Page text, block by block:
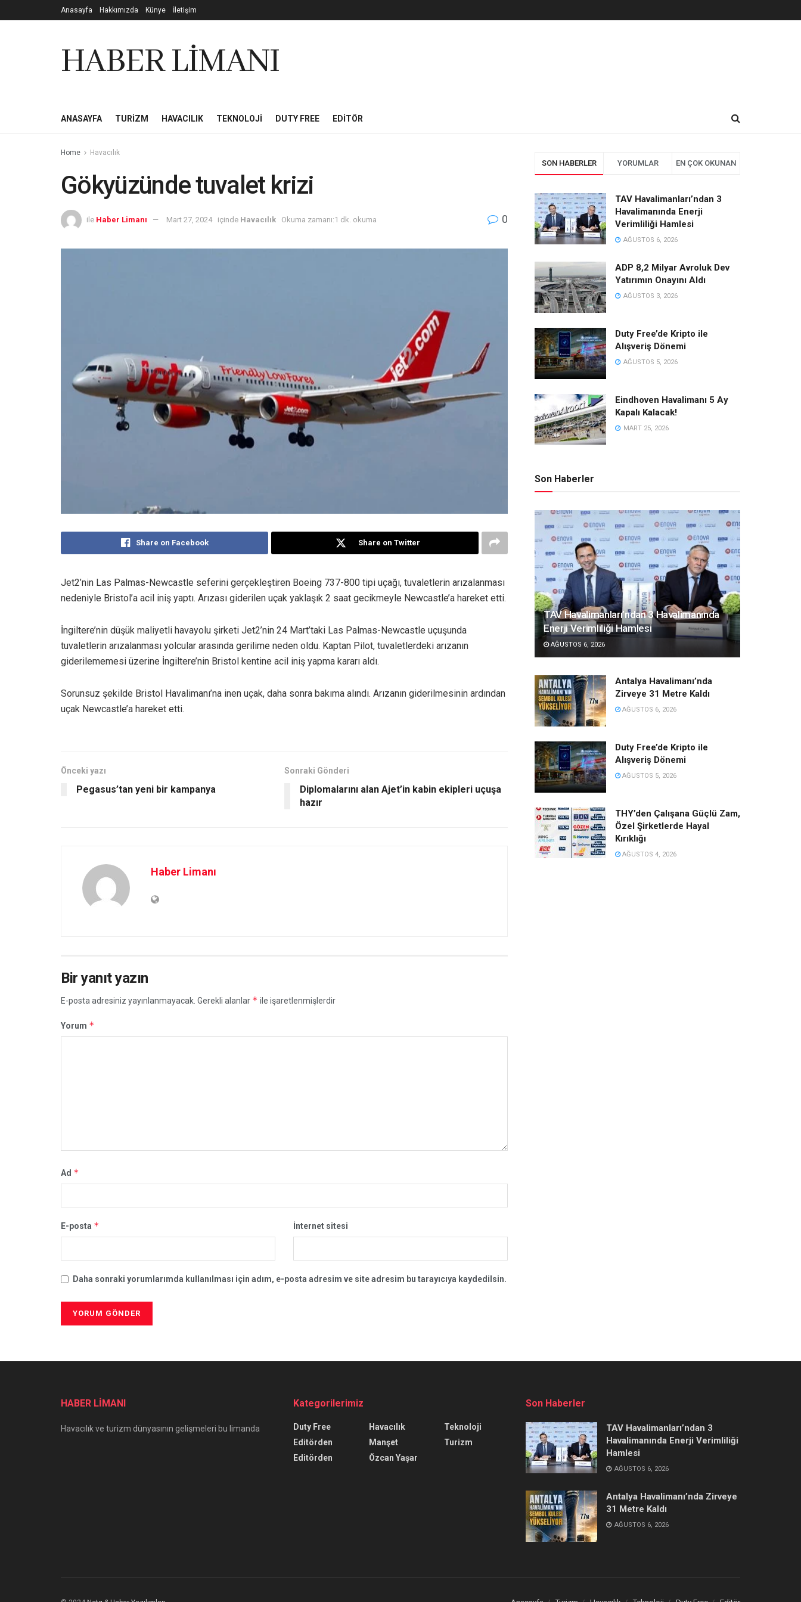
Anasayfa Hakkımızda Künye İletişim
HABER LİMANI
ANASAYFA TURIZM HAVACILIK TEKNOLOJI DUTY FREE EDITÖR
Home Havacılık
Gökyüzünde tuvalet krizi
ile Haber Limanı Mart 27, 2024 içinde Havacılık Okuma zamanı:1 dk. okuma 0
Share on Facebook Share on Twitter
Jet2’nin Las Palmas-Newcastle seferini gerçekleştiren Boeing 737-800 tipi uçağı, tuvaletlerin arızalanması
nedeniyle Bristol’a acil iniş yaptı. Arızası giderilen uçak yaklaşık 2 saat gecikmeyle Newcastle’a hareket etti.
İngiltere’nin düşük maliyetli havayolu şirketi Jet2’nin 24 Mart’taki Las Palmas-Newcastle uçuşunda
tuvaletlerin arızalanması yolcular arasında gerilime neden oldu. Kaptan Pilot, tuvaletlerdeki arızanın
giderilememesi üzerine İngiltere’nin Bristol kentine acil iniş yapma kararı aldı.
Sorunsuz şekilde Bristol Havalimanı’na inen uçak, daha sonra bakıma alındı. Arızanın giderilmesinin ardından
uçak Newcastle’a hareket etti.
Önceki yazı
Pegasus’tan yeni bir kampanya
Sonraki Gönderi
Diplomalarını alan Ajet’in kabin ekipleri uçuşa
hazır
Haber Limanı
Bir yanıt yazın
E-posta adresiniz yayınlanmayacak. Gerekli alanlar * ile işaretlenmişlerdir
Yorum *
Ad *
E-posta * İnternet sitesi
Daha sonraki yorumlarımda kullanılması için adım, e-posta adresim ve site adresim bu tarayıcıya kaydedilsin.
SON HABERLER YORUMLAR EN ÇOK OKUNAN
TAV Havalimanları’ndan 3
Havalimanında Enerji
Verimliliği Hamlesi
AĞUSTOS 6, 2026
ADP 8,2 Milyar Avroluk Dev
Yatırımın Onayını Aldı
AĞUSTOS 3, 2026
Duty Free’de Kripto ile
Alışveriş Dönemi
AĞUSTOS 5, 2026
Eindhoven Havalimanı 5 Ay
Kapalı Kalacak!
MART 25, 2026
Son Haberler
TAV Havalimanları’ndan 3 Havalimanında
Enerji Verimliliği Hamlesi
AĞUSTOS 6, 2026
Antalya Havalimanı’nda
Zirveye 31 Metre Kaldı
AĞUSTOS 6, 2026
Duty Free’de Kripto ile
Alışveriş Dönemi
AĞUSTOS 5, 2026
THY’den Çalışana Güçlü Zam,
Özel Şirketlerde Hayal
Kırıklığı
AĞUSTOS 4, 2026
HABER LİMANI
Havacılık ve turizm dünyasının gelişmeleri bu limanda
Kategorilerimiz
Duty Free
Editörden
Editörden
Havacılık
Manşet
Özcan Yaşar
Teknoloji
Turizm
Son Haberler
TAV Havalimanları’ndan 3
Havalimanında Enerji Verimliliği
Hamlesi
AĞUSTOS 6, 2026
Antalya Havalimanı’nda Zirveye
31 Metre Kaldı
AĞUSTOS 6, 2026